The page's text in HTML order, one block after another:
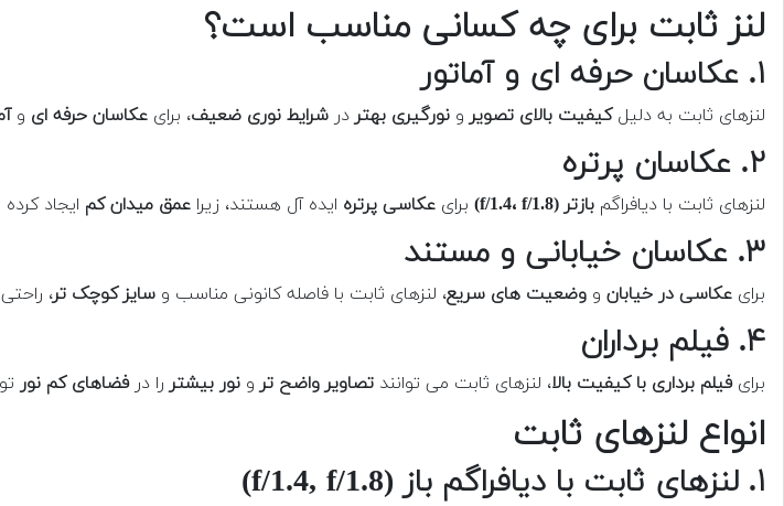
لنز ثابت برای چه کسانی مناسب است؟
۱. عکاسان حرفه ای و آماتور
لنزهای ثابت به دلیلکیفیت بالای تصویر و نورگیری بهتر در شرایط نوری ضعیف، برای عکاسان حرفه ای و
۲. عکاسان پرتره
لنزهای ثابت با دیافراگم بازتر (f/1.4، f/1.8) برای عکاسی پرتره ایده آل هستند، زیرا عمق میدان کم ایجاد کرده
۳. عکاسان خیابانی و مستند
برای عکاسی در خیابان و وضعیت های سریع، لنزهای ثابت با فاصله کانونی مناسب و سایز کوچک تر،
۴. فیلم برداران
برایفیلم برداری با کیفیت بالا، لنزهای ثابت می توانند تصاویر واضح تر و نور بیشتر را درفضاهای کم نور
انواع لنزهای ثابت
۱. لنزهای ثابت با دیافراگم باز (f/1.4, f/1.8)